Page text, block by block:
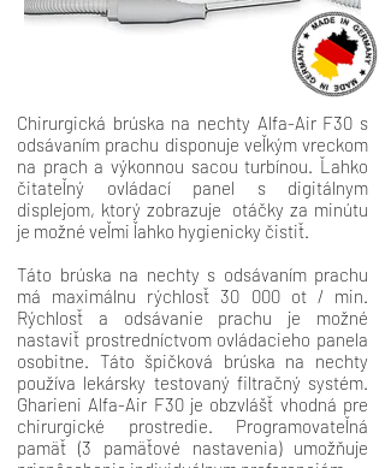
Chirurgická brúska na nechty Alfa-Air F30 s
odsávaním prachu disponuje veľkým vreckom
na prach a výkonnou sacou turbínou. Ľahko
čitateľný ovládací panel s digitálnym
displejom, ktorý zobrazuje otáčky za minútu
je možné veľmi ľahko hygienicky čistiť.
Táto brúska na nechty s odsávaním prachu
má maximálnu rýchlosť 30 000 ot / min.
Rýchlosť a odsávanie prachu je možné
nastaviť prostredníctvom ovládacieho panela
osobitne. Táto špičková brúska na nechty
používa lekársky testovaný filtračný systém.
Gharieni Alfa-Air F30 je obzvlášť vhodná pre
chirurgické prostredie. Programovateľná
pamäť (3 pamäťové nastavenia) umožňuje